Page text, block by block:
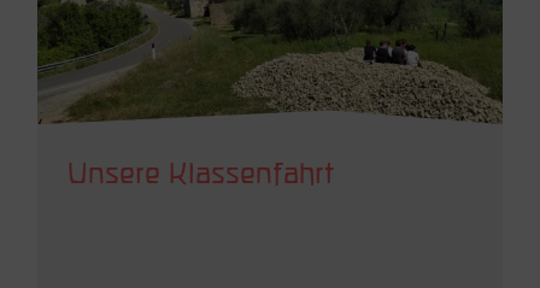
Unsere Klassenfahrt